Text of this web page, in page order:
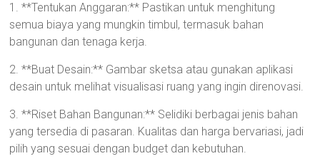
1. **Tentukan Anggaran:** Pastikan untuk menghitung
semua biaya yang mungkin timbul, termasuk bahan
bangunan dan tenaga kerja.
2. **Buat Desain:** Gambar sketsa atau gunakan aplikasi
desain untuk melihat visualisasi ruang yang ingin direnovasi.
3. **Riset Bahan Bangunan:** Selidiki berbagai jenis bahan
yang tersedia di pasaran. Kualitas dan harga bervariasi, jadi
pilih yang sesuai dengan budget dan kebutuhan.